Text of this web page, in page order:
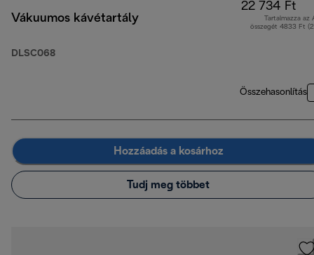
Vákuumos kávétartály
DLSC068
22 734 Ft
Tartalmazza az
összegét 4833 Ft
Összehasonlítás
Hozzáadás a kosárhoz
Tudj meg többet